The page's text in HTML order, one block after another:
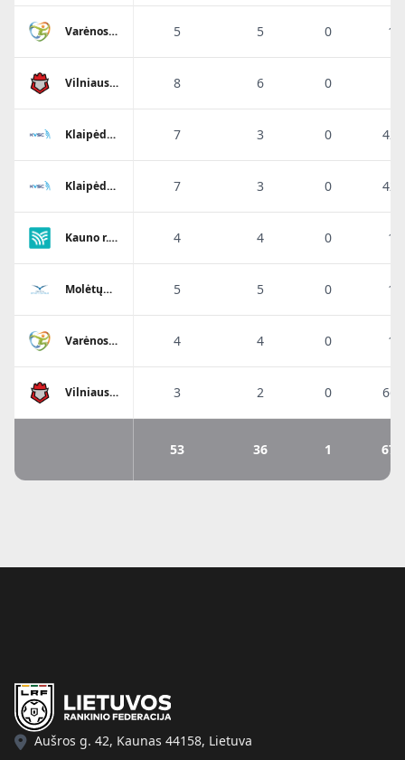
Varėnos
5 5 0
Vilniaus
Sostinės
8 6 0
Klaipėdos
SC
7 3 0
Klaipėdos
SC
7 3 0
Kauno r.
4 4 0
Molėtų
5 5 0
Varėnos
4 4 0
Vilniaus
Sostinės
3 2 0
53 36 1
Aušros g. 42, Kaunas 44158, Lietuva